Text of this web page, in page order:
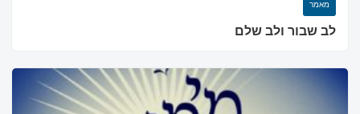
מאמר
לב שבור ולב שלם
מוסד ברסלב?